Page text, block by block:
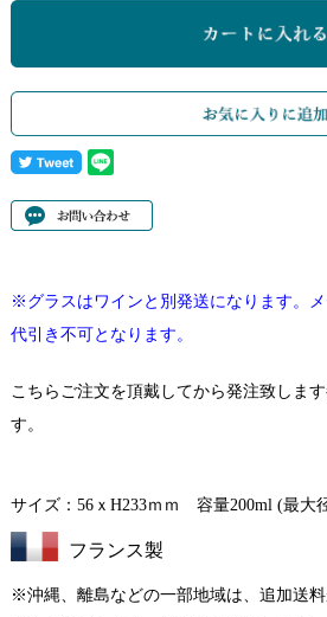
※グラスはワインと別発送になります。
代引き不可となります。
こちらご注文を頂戴してから発注致しま
す。
サイズ：56ｘH233ｍｍ 容量200ml (最大
フランス製
※沖縄、離島などの一部地域は、追加送